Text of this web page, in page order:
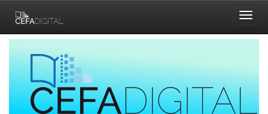
navigation